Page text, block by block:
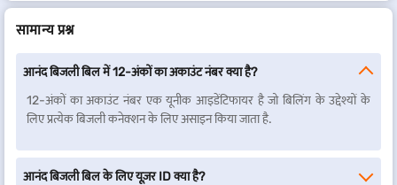
सामान्य प्रश्न
आनंद बिजली बिल में 12-अंकों का अकाउंट नंबर क्या है?
12-अंकों का अकाउंट नंबर एक यूनीक आइडेंटिफायर है जो बिलिंग के उद्देश्यों के
लिए प्रत्येक बिजली कनेक्शन के लिए असाइन किया जाता है.
आनंद बिजली बिल के लिए यूज़र ID क्या है?